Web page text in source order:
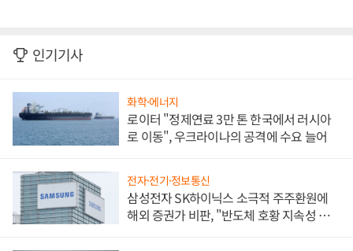
인기기사
화학·에너지
로이터 "정제연료 3만 톤 한국에서 러시아
로 이동", 우크라이나의 공격에 수요 늘어
전자·전기·정보통신
삼성전자 SK하이닉스 소극적 주주환원에
해외 증권가 비판, "반도체 호황 지속성 의